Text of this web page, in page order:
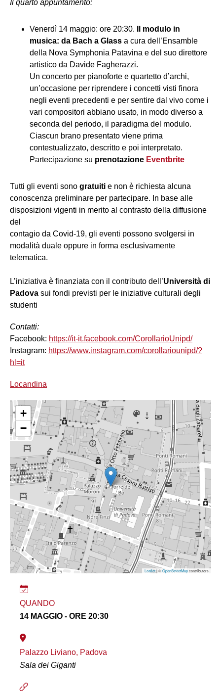
Il quarto appuntamento:
Venerdì 14 maggio: ore 20:30.
Il modulo in
musica: da Bach a Glass a cura dell’Ensamble
della Nova Symphonia Patavina e del suo direttore
artistico da Davide Fagherazzi.
Un concerto per pianoforte e quartetto d’archi,
un’occasione per riprendere i concetti visti finora
negli eventi precedenti e per sentire dal vivo come i
vari compositori abbiano usato, in modo diverso a
seconda del periodo, il paradigma del modulo.
Ciascun brano presentato viene prima
contestualizzato, descritto e poi interpretato.
Partecipazione su prenotazione Eventbrite
Tutti gli eventi sono gratuiti e non è richiesta alcuna
conoscenza preliminare per partecipare. In base alle
disposizioni vigenti in merito al contrasto della diffusione
del
contagio da Covid-19, gli eventi possono svolgersi in
modalità duale oppure in forma esclusivamente
telematica.
L’iniziativa è finanziata con il contributo dell’Università di
Padova sui fondi previsti per le iniziative culturali degli
studenti
Contatti:
Facebook: https://it-it.facebook.com/CorollarioUnipd/
Instagram: https://www.instagram.com/corollariounipd/?
hl=it
Locandina
+
−
Leaflet| ©OpenStreetMapcontributors
QUANDO
14 MAGGIO - ORE 20:30
Palazzo Liviano, Padova
Sala dei Giganti